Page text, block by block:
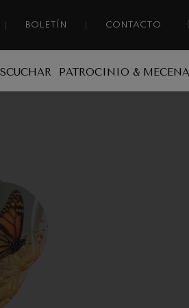
BOLETÍN CONTACTO
PATROCINIO &